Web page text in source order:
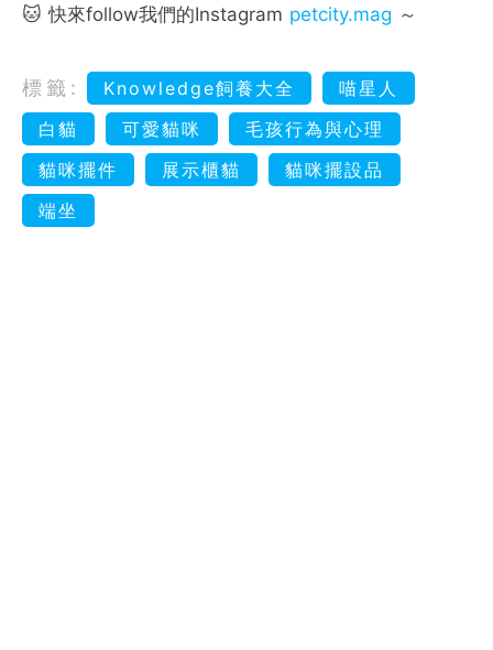
🐱 快來follow我們的Instagram petcity.mag ～
標籤: Knowledge飼養大全
喵星人
白貓
可愛貓咪
毛孩行為與心理
貓咪擺件
展示櫃貓
貓咪擺設品
端坐